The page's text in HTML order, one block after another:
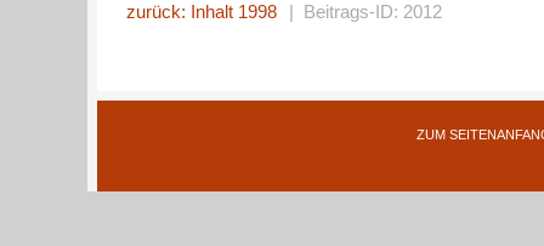
zurück: Inhalt 1998 | Beitrags-ID: 2012
ZUM